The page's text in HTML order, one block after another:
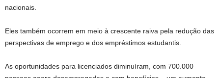
nacionais.
Eles também ocorrem em meio à crescente raiva pela redução das
perspectivas de emprego e dos empréstimos estudantis.
As oportunidades para licenciados diminuíram, com 700.000